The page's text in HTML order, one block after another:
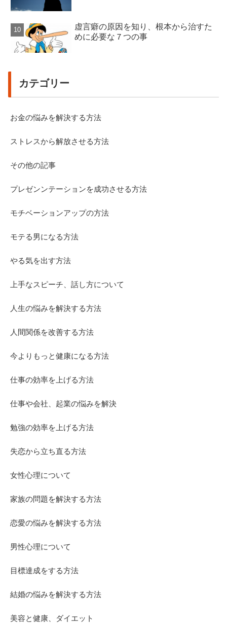
虚言癖の原因を知り、根本から治すた
めに必要な７つの事
カテゴリー
お金の悩みを解決する方法
ストレスから解放させる方法
その他の記事
プレゼンンテーションを成功させる方法
モチベーションアップの方法
モテる男になる方法
やる気を出す方法
上手なスピーチ、話し方について
人生の悩みを解決する方法
人間関係を改善する方法
今よりもっと健康になる方法
仕事の効率を上げる方法
仕事や会社、起業の悩みを解決
勉強の効率を上げる方法
失恋から立ち直る方法
女性心理について
家族の問題を解決する方法
恋愛の悩みを解決する方法
男性心理について
目標達成をする方法
結婚の悩みを解決する方法
美容と健康、ダイエット